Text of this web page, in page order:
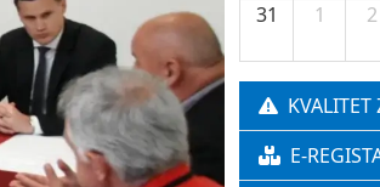
31 1 2
KVALITET
E-